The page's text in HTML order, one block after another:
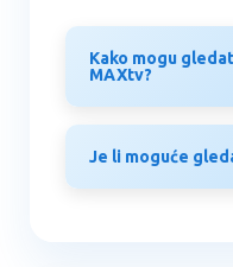
Kako mogu
MAXtv?
Je li moguće